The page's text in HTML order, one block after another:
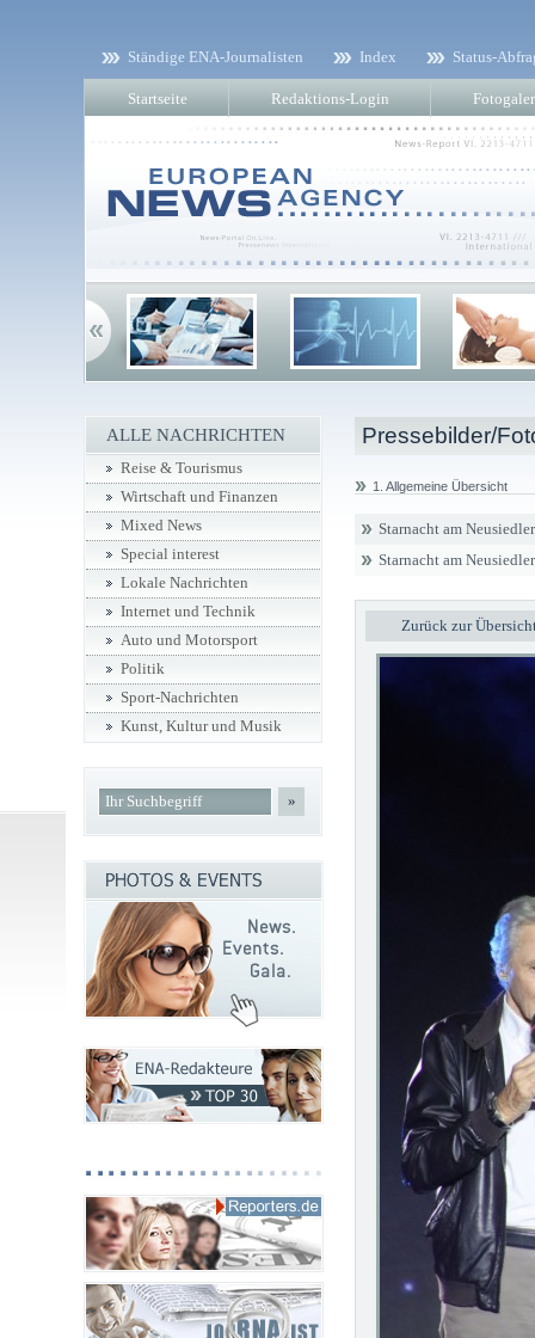
Ständige ENA-Journalisten Index Status-
Startseite Redaktions-Login
Pressebilder/
1. Allgemeine Übersicht
Starnacht am
Starnacht am
Zurück zur
ALLE NACHRICHTEN
Reise & Tourismus
Wirtschaft und Finanzen
Mixed News
Special interest
Lokale Nachrichten
Internet und Technik
Auto und Motorsport
Politik
Sport-Nachrichten
Kunst, Kultur und Musik
»